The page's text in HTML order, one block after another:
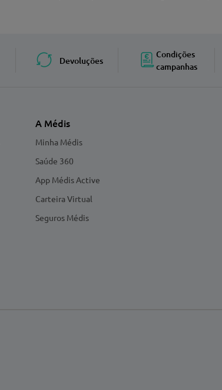
Devoluções
Condições
campanhas
A Médis
Minha Médis
Saúde 360
App Médis Active
Carteira Virtual
Seguros Médis